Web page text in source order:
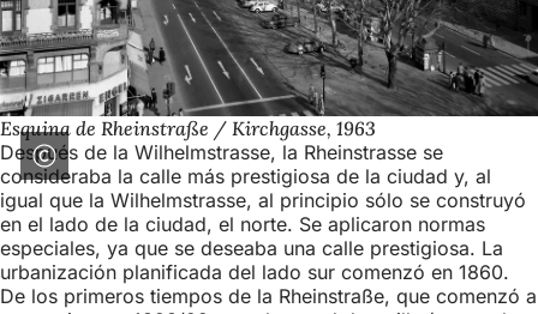
Esquina de Rheinstraße / Kirchgasse, 1963
Después de la Wilhelmstrasse, la Rheinstrasse se
consideraba la calle más prestigiosa de la ciudad y, al
igual que la Wilhelmstrasse, al principio sólo se construyó
en el lado de la ciudad, el norte. Se aplicaron normas
especiales, ya que se deseaba una calle prestigiosa. La
urbanización planificada del lado sur comenzó en 1860.
De los primeros tiempos de la Rheinstraße, que comenzó a